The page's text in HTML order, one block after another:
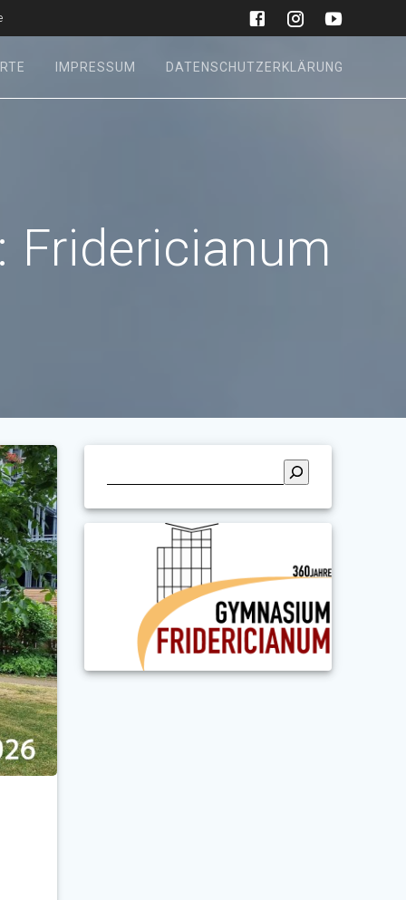
IMPRESSUM DATENSCHUTZERKLÄRUNG
Fridericianum